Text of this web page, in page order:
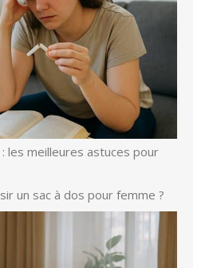
les meilleures astuces pour
un sac à dos pour femme ?